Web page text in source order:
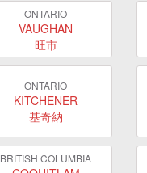
ONTARIO
VAUGHAN
旺市
ONTARIO
KITCHENER
基奇納
BRITISH COLUMBIA